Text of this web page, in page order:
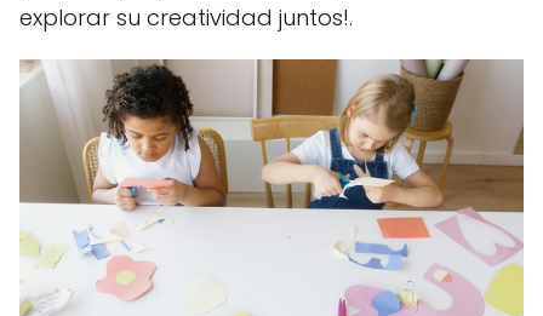
explorar su creatividad juntos!.